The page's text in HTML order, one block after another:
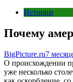
Истории
Почему
BigPicture.ru7
О происхождении
уже несколько